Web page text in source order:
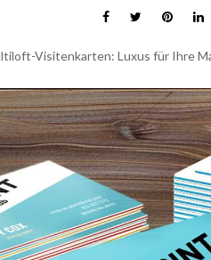
Visitenkarten: Luxus für Ihre